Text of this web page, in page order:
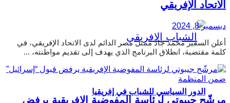
الدور السياسي للشباب في إفريقيا
الاتحاد الإفريقي
ديسمبر 8, 2024
أعلن السفير محمد جاد ممثل مصر الدائم لدى الاتحاد الإفريقي، في
كلمة مقتضبة، انطلاق البرنامج الذي يهدف إلى تقديم مواطنته، ...
مرشّح جيبوتي لرئاسة المفوضية الإفريقية يرفض